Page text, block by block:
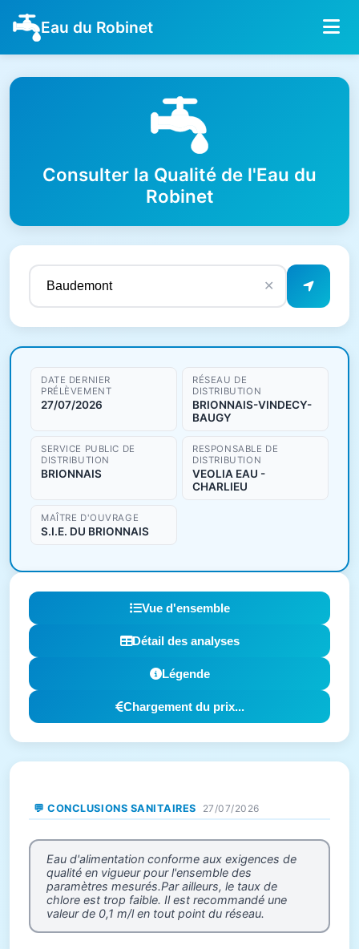
Eau du Robinet
Consulter la Qualité de l'Eau du
Robinet
✕
Résultats de qualité de l'eau
DATE DERNIER
PRÉLÈVEMENT
27/07/2026
RÉSEAU DE
DISTRIBUTION
BRIONNAIS-VINDECY-
BAUGY
SERVICE PUBLIC DE
DISTRIBUTION
BRIONNAIS
RESPONSABLE DE
DISTRIBUTION
VEOLIA EAU -
CHARLIEU
MAÎTRE D'OUVRAGE
S.I.E. DU BRIONNAIS
Vue d'ensemble
Détail des analyses
Légende
Chargement du prix...
💬 CONCLUSIONS SANITAIRES 27/07/2026
Eau d'alimentation conforme aux exigences de
qualité en vigueur pour l'ensemble des
paramètres mesurés.Par ailleurs, le taux de
chlore est trop faible. Il est recommandé une
valeur de 0,1 m/l en tout point du réseau.